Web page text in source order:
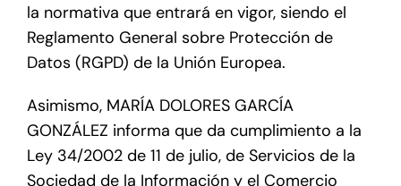
la normativa que entrará en vigor, siendo el
Reglamento General sobre Protección de
Datos (RGPD) de la Unión Europea.
Asimismo, MARÍA DOLORES GARCÍA
GONZÁLEZ informa que da cumplimiento a la
Ley 34/2002 de 11 de julio, de Servicios de la
Sociedad de la Información y el Comercio